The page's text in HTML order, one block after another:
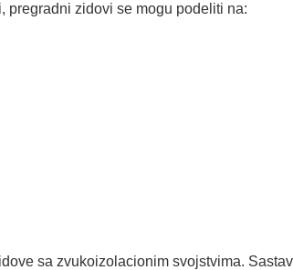
pregradni zidovi se mogu podeliti na:
sa zvukoizolacionim svojstvima.